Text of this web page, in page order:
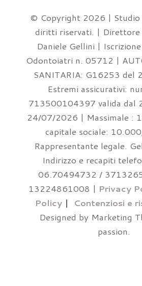
© Copyright 2026 |
diritti riservati. | Direttore
Daniele Gellini |
Odontoiatri n. 05712 |
SANITARIA: G16253 del
Estremi assicurativi:
713500104397 valida dal
24/07/2026 | Massimale :
capitale sociale:
Rappresentante legale.
Indirizzo e recapiti
06.70494732 /
13224861008 | Privacy
Policy| Contenziosi e
Designed by Marketing
passion.